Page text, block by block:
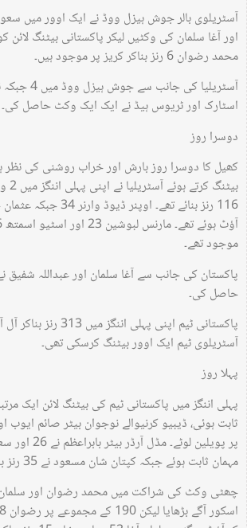
آسٹریلوی بالر جوش ہیزل ووڈ نے ایک اوور میں
اور آغا سلمان کی وکٹیں لیکر پاکستانی بیٹنگ لائن
محمد رضوان 6 رنز بناکر کریز پر موجود ہیں۔
آسٹریلیا کی
اسٹارک اور ٹریوس ہیڈ نے ایک ایک وکٹ حاصل کی۔
دوسرا روز
کھیل کا دوسرا روز بارش اور خراب روشنی کی نظر
موجود تھے۔
پاکستان کی جانب سے آغا سلمان اور عبداللہ
حاصل کی۔
پاکستانی ٹیم اپنی پہلی
آسٹریلوی ٹیم ایک اوور بیٹنگ کرسکی تھی۔
پہلا روز
پہلی اننگز میں پاکستانی ٹیم کی بیٹنگ لائن ایک
ثابت ہوئی، ڈیبیو کرنیوالے نوجوان بیٹر صائم ایوب
مہمان ثابت ہوئے جبکہ کپتان شان مسعود نے 35 رنز بناکر آؤٹ ہوئے۔
چھٹی وکٹ کی شراکت میں محمد رضوان اور سلمان